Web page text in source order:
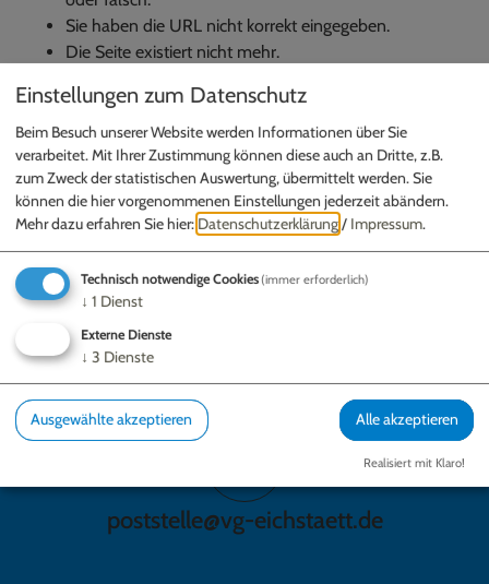
Sie haben die URL nicht korrekt eingegeben.
Die Seite existiert nicht mehr.
Hiergelangen Sie zur Startseite.
GEMEINDE SCHERNFELD
Gundekarstraße 7a | 85072 Eichstätt
Fax: 08421 9740-50
poststelle@vg-eichstaett.de
Einstellungen zum Datenschutz
Beim Besuch unserer Website werden Informationen über Sie
verarbeitet. Mit Ihrer Zustimmung können diese auch an Dritte, z.B.
zum Zweck der statistischen Auswertung, übermittelt werden. Sie
können die hier vorgenommenen Einstellungen jederzeit abändern.
Mehr dazu erfahren Sie hier: Datenschutzerklärung/ Impressum.
Technisch notwendige Cookies(immer erforderlich)
↓ 1 Dienst
Externe Dienste
↓ 3 Dienste
Ausgewählte akzeptieren Alle akzeptieren
Realisiert mit Klaro!